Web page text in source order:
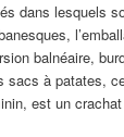
dans lesquels
balnéaire,
sacs à patates,
est un